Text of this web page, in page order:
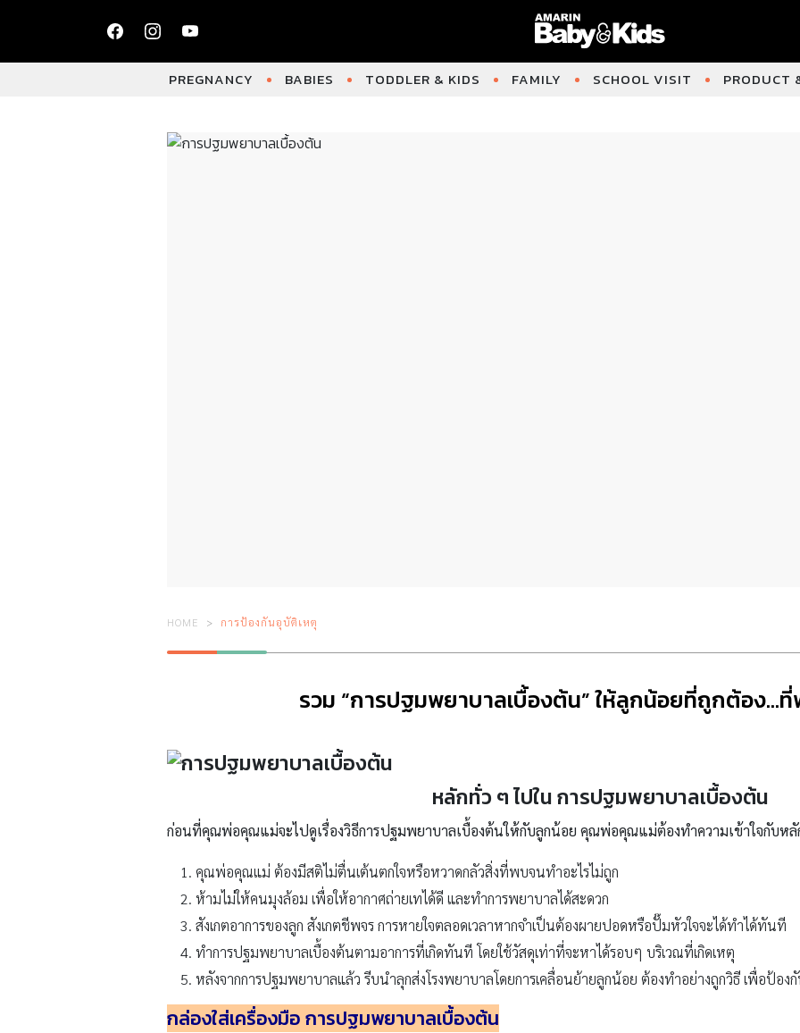
PREGNANCY BABIES TODDLER & KIDS FAMILY SCHOOL VISIT PRODUCT
HOME การป้องกันอุบัติเหตุ
รวม “การปฐมพยาบาลเบื้องต้น” ให้ลูกน้อยที่ถูกต้อง…
หลักทั่ว ๆ ไปในการปฐมพยาบาลเบื้องต้น
ก่อนที่คุณพ่อคุณแม่จะไปดูเรื่องวิธีการปฐมพยาบาลเบื้องต้นให้กับลูกน้อย คุณพ่อคุณแม่ต้องทำความเข้าใจกับหลั
คุณพ่อคุณแม่ ต้องมีสติไม่ตื่นเต้นตกใจหรือหวาดกลัวสิ่งที่พบจนทำอะไรไม่ถูก
ห้ามไม่ให้คนมุงล้อม เพื่อให้อากาศถ่ายเทได้ดี และทำการพยาบาลได้สะดวก
สังเกตอาการของลูก สังเกตชีพจร การหายใจตลอดเวลาหากจำเป็นต้องผายปอดหรือปั๊มหัวใจจะได้ทำได้ทันที
ทำการปฐมพยาบาลเบื้องต้นตามอาการที่เกิดทันที โดยใช้วัสดุเท่าที่จะหาได้รอบๆ บริเวณที่เกิดเหตุ
หลังจากการปฐมพยาบาลแล้ว รีบนําลุกส่งโรงพยาบาลโดยการเคลื่อนย้ายลูกน้อย ต้องทำอย่างถูกวิธี เพื่อป้อง
กล่องใส่เครื่องมือ การปฐมพยาบาลเบื้องต้น